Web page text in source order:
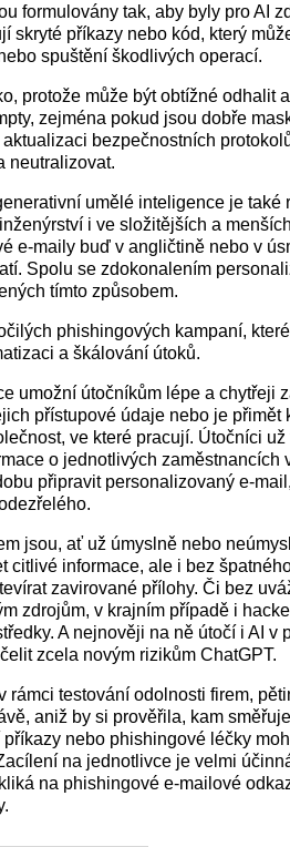
formulovány tak, aby byly pro AI
skryté příkazy nebo kód, který
spuštění škodlivých operací.
protože může být obtížné odhalit a
zejména pokud jsou dobře
bezpečnostních
neutralizovat.
umělé inteligence je také
i ve složitějších a
e-maily buď v angličtině nebo v
Spolu se zdokonalením
tímto způsobem.
phishingových kampaní,
a škálování útoků.
umožní útočníkům lépe a chytřeji
přístupové údaje nebo je přimět
ve které pracují. Útočníci už
o jednotlivých zaměstnancích
připravit personalizovaný e-
jsou, ať už úmyslně nebo
citlivé informace, ale i bez
zavirované přílohy. Či bez
zdrojům, v krajním případě i
A nejnověji na ně útočí i AI v
zcela novým rizikům ChatGPT.
rámci testování odolnosti firem,
aniž by si prověřila, kam
nebo phishingové léčky
na jednotlivce je velmi
na phishingové e-mailové